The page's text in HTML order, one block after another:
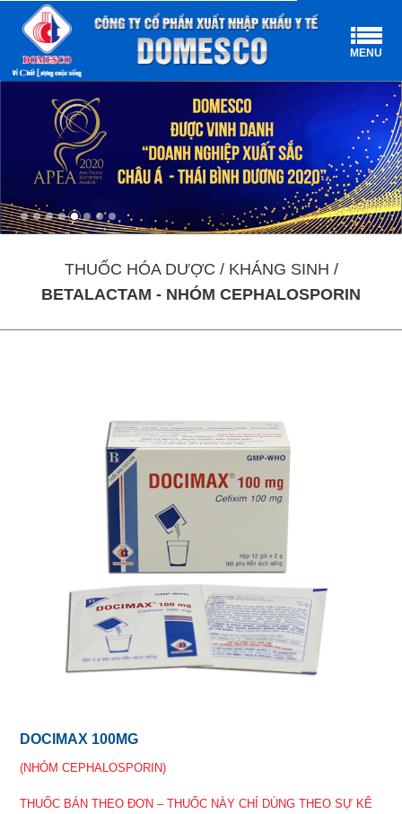
MENU
THUỐC HÓA DƯỢC / KHÁNG SINH /
BETALACTAM - NHÓM CEPHALOSPORIN
DOCIMAX 100MG
(NHÓM CEPHALOSPORIN)
THUỐC BÁN THEO ĐƠN – THUỐC NÀY CHỈ DÙNG THEO SỰ KÊ